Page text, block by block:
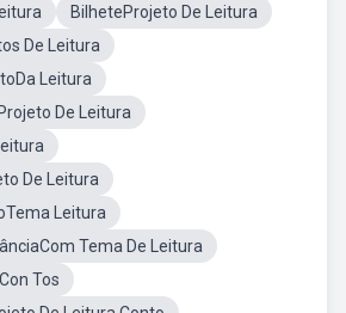
BilheteProjeto De Leitura
De Leitura
Leitura
De Leitura
De Leitura
Leitura
Tema De Leitura
Tos